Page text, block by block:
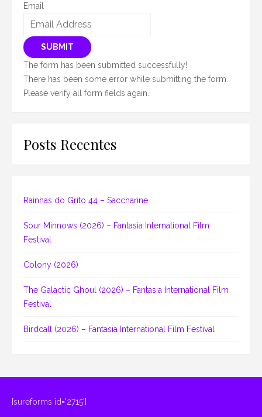
Email
SUBMIT
The form has been submitted successfully!
There has been some error while submitting the form.
Please verify all form fields again.
Posts Recentes
Rainhas do Grito 44 – Saccharine
Sour Minnows (2026) – Fantasia International Film
Festival
Colony (2026)
The Galactic Ghoul (2026) – Fantasia International Film
Festival
Birdcall (2026) – Fantasia International Film Festival
[sureforms id='2715']